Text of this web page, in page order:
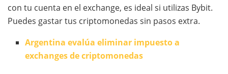
con tu cuenta en el exchange, es ideal si utilizas Bybit.
Puedes gastar tus criptomonedas sin pasos extra.
Argentina evalúa eliminar impuesto a
exchanges de criptomonedas